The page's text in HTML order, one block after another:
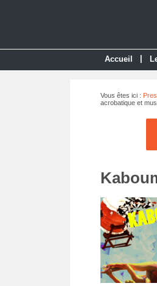
Accueil
Vous êtes ici :
acrobatique et